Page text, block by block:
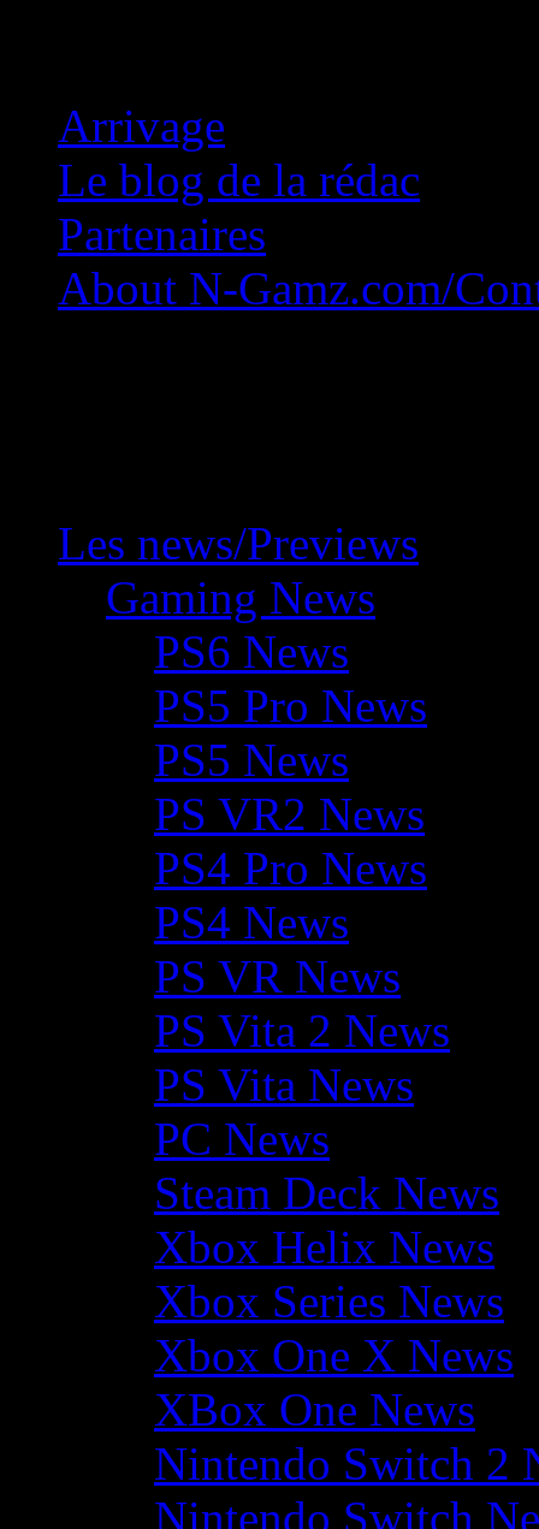
Arrivage
Le blog de la rédac
Partenaires
About N-Gamz.com/
Les news/Previews
Gaming News
PS6 News
PS5 Pro News
PS5 News
PS VR2 News
PS4 Pro News
PS4 News
PS VR News
PS Vita 2 News
PS Vita News
PC News
Steam Deck News
Xbox Helix News
Xbox Series News
Xbox One X News
XBox One News
Nintendo Switch 2
Nintendo Switch